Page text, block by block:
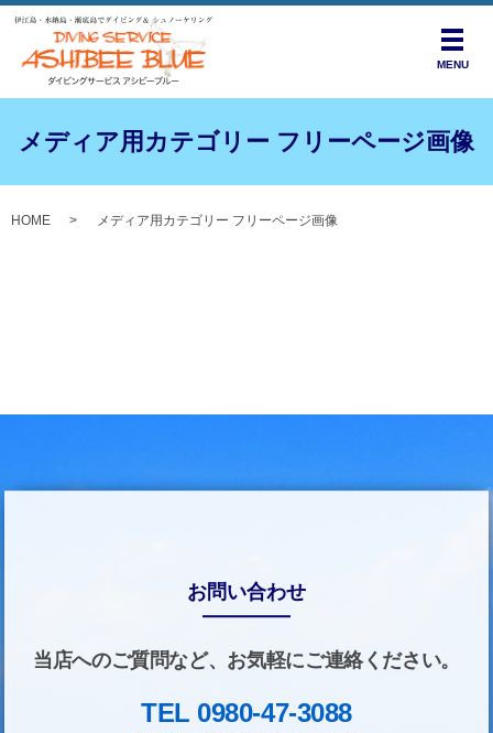
メニ
MENU
メディア用カテゴリー フリーページ画像
HOME メディア用カテゴリー フリーページ画像
お問い合わせ
当店へのご質問など、お気軽にご連絡ください。
TEL 0980-47-3088